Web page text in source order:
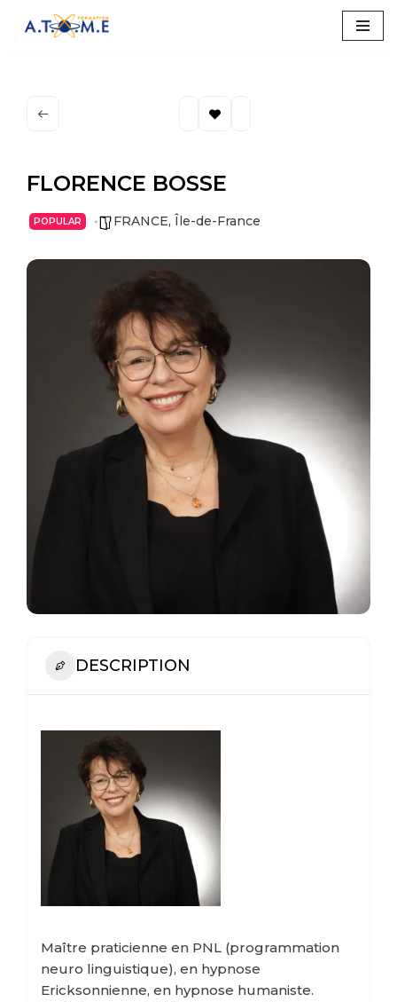
FLORENCE BOSSE
POPULAR FRANCE, Île-de-France
DESCRIPTION
Maître praticienne en PNL (programmation
neuro linguistique), en hypnose
Ericksonnienne, en hypnose humaniste.